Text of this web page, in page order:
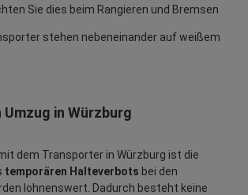
Sie dies beim Rangieren und Bremsen
in Würzburg
dem Transporter in Würzburg ist die
temporären Halteverbots bei den
lohnenswert. Dadurch besteht keine